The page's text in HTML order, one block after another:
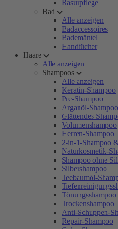
Rasurpflege
Bad
Alle anzeigen
Badaccessoires
Bademäntel
Handtücher
Haare
Alle anzeigen
Shampoos
Alle anzeigen
Keratin-Shampoo
Pre-Shampoo
Arganöl-Shampoo
Glättendes
Volumenshampoo
Herren-Shampoo
2-in-1-Shampoo
Naturkosmetik-
Shampoo ohne
Silbershampoo
Teebaumöl-
Tönungsshampoo
Trockenshampoo
Anti-Schuppen-
Repair-Shampoo